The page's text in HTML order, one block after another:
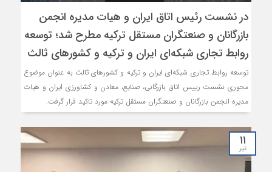
در نشست رئیس اتاق ایران و هیات مدیره انجمن
بازرگانان و صنعتگران مستقل ترکیه مطرح شد؛ توسعه
روابط تجاری شبکه‌ای ایران و ترکیه و کشورهای ثالث
توسعه روابط تجاری شبکه‌ای ایران و ترکیه و کشورهای ثالث به عنوان موضوع
محوری نشست رییس اتاق بازرگانی، صنایع، معادن و کشاورزی ایران و هیات
مدیره انجمن بازرگانان و صنعتگران مستقل ترکیه مورد تاکید قرار گرفت.
۱۱
تیر